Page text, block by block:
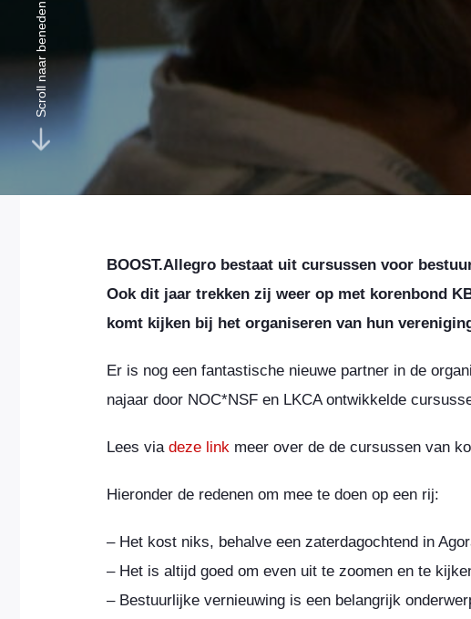
Scroll naar beneden
BOOST.Allegro bestaat uit cursussen voor
Ook dit jaar trekken zij weer op met korenbond
komt kijken bij het organiseren van hun
Er is nog een fantastische nieuwe partner in de
najaar door NOC*NSF en LKCA ontwikkelde
Lees via deze link meer over de de cursussen van
Hieronder de redenen om mee te doen op een rij:
– Het kost niks, behalve een zaterdagochtend in
– Het is altijd goed om even uit te zoomen en te
– Bestuurlijke vernieuwing is een belangrijk